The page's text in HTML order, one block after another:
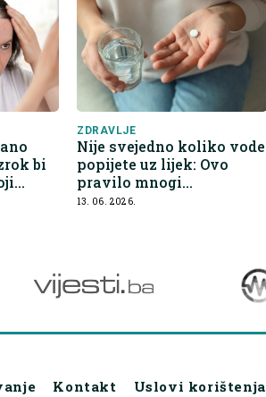
bi
ZDRAVLJE
Nije svejedno koliko vode
popijete uz lijek: Ovo
pravilo mnogi
zanemaruju
13. 06. 2026.
Kontakt Uslovi korištenja